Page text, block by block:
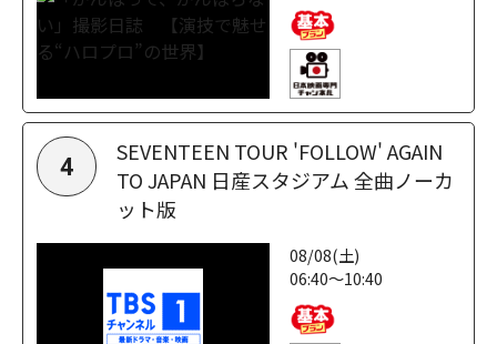
4
SEVENTEEN TOUR 'FOLLOW' AGAIN
TO JAPAN 日産スタジアム 全曲ノーカ
ット版
08/08(土)
06:40～10:40